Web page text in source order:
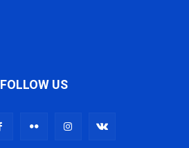
FOLLOW US